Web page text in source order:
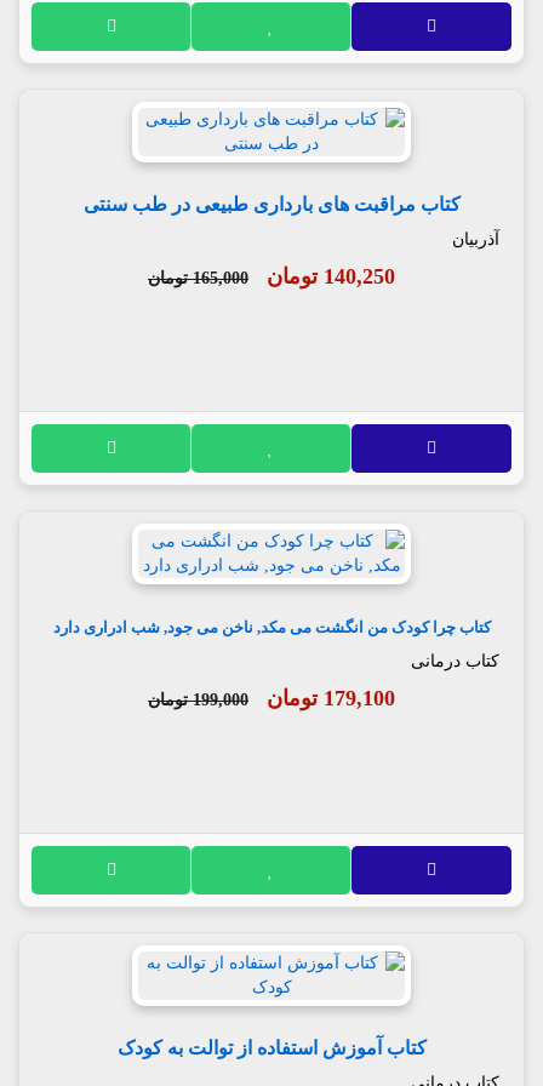
کتاب مراقبت های بارداری طبیعی در طب سنتی
آذربیان
140,250 تومان 165,000 تومان
کتاب چرا کودک من انگشت می مکد, ناخن می جود, شب ادراری دارد
کتاب درمانی
179,100 تومان 199,000 تومان
کتاب آموزش استفاده از توالت به کودک